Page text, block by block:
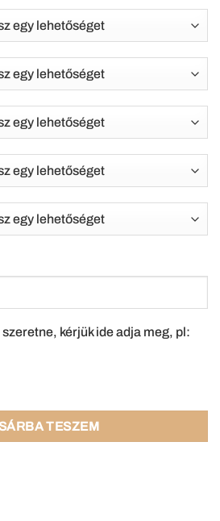
kérjük ide adja meg, pl:
TESZEM